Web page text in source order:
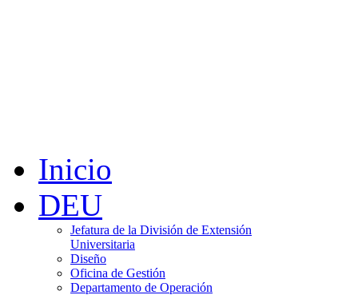
Inicio
DEU
Jefatura de la División de Extensión
Universitaria
Diseño
Oficina de Gestión
Departamento de Operación